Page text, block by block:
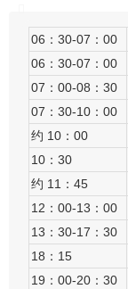
06：30-07：00
06：30-07：00
07：00-08：30
07：30-10：00
约 10：00
10：30
约 11：45
12：00-13：00
13：30-17：30
18：15
19：00-20：30